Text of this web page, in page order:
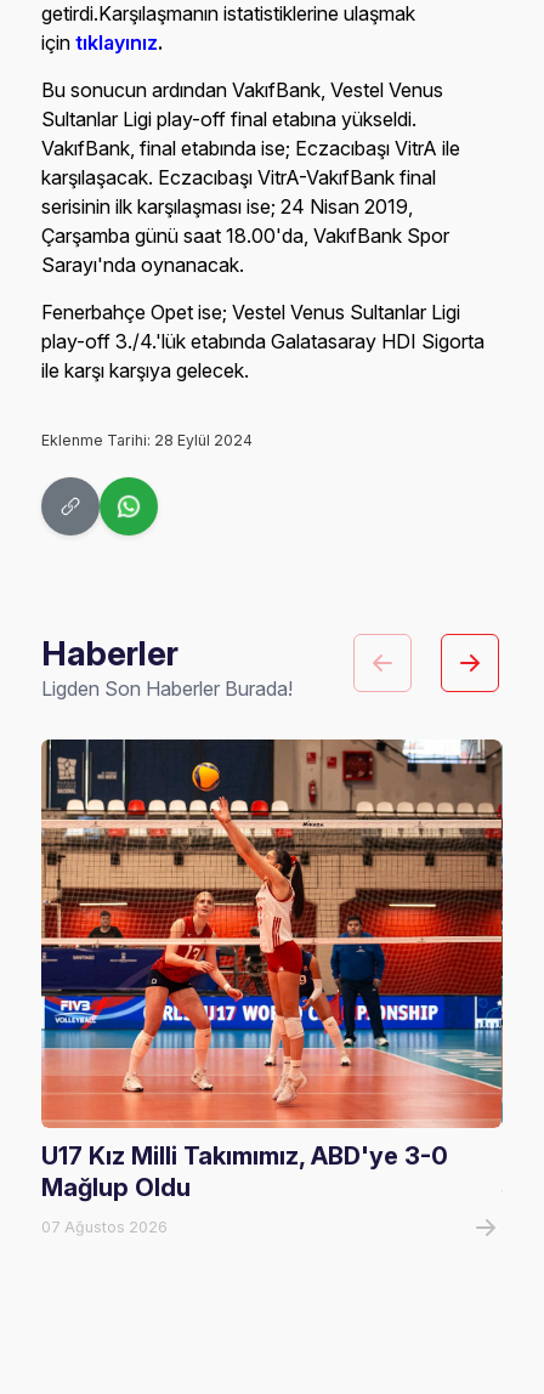
getirdi.Karşılaşmanın istatistiklerine ulaşmak
içintıklayınız.
Bu sonucun ardından VakıfBank, Vestel Venus
Sultanlar Ligi play-off final etabına yükseldi.
VakıfBank, final etabında ise; Eczacıbaşı VitrA ile
karşılaşacak. Eczacıbaşı VitrA-VakıfBank final
serisinin ilk karşılaşması ise; 24 Nisan 2019,
Çarşamba günü saat 18.00'da, VakıfBank Spor
Sarayı'nda oynanacak.
Fenerbahçe Opet ise; Vestel Venus Sultanlar Ligi
play-off 3./4.'lük etabında Galatasaray HDI Sigorta
ile karşı karşıya gelecek.
Eklenme Tarihi: 28 Eylül 2024
Haberler
Ligden Son Haberler Burada!
U17 Kız Milli Takımımız, ABD'ye 3-0
Mağlup Oldu
07 Ağustos 2026